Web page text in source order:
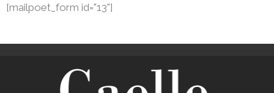
[mailpoet_form id="13"]